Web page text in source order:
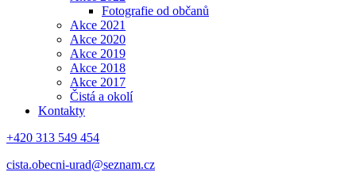
Fotografie od občanů
Akce 2021
Akce 2020
Akce 2019
Akce 2018
Akce 2017
Čistá a okolí
Kontakty
+420 313 549 454
cista.obecni-urad@seznam.cz